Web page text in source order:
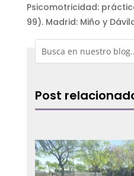
Psicomotricidad:
99). Madrid: Miño y
Post